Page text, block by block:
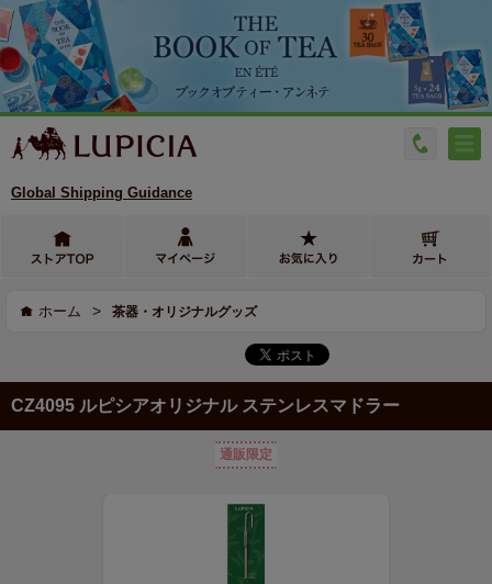
Global Shipping Guidance
ホーム > 茶器・オリジナルグッズ
CZ4095 ルピシアオリジナル ステンレスマドラー
通販限定